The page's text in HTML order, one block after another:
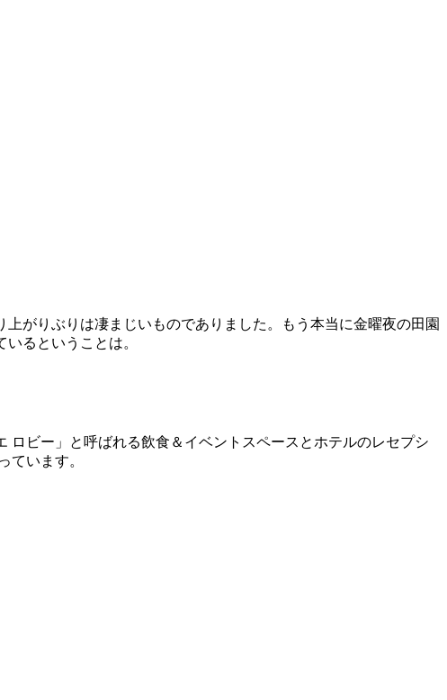
がりぶりは凄まじいものでありました。もう本当に金曜夜の田園
るということは。
ロビー」と呼ばれる飲食＆イベントスペースとホテルのレセプシ
ています。